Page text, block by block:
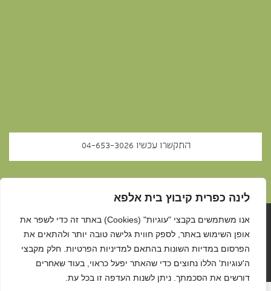
לינה כפרית קיבוץ בית אלפא
אנו משתמשים בקבצי "עוגיות" (Cookies) באתר זה כדי לשפר את
אופן השימוש באתר, לספק חווית גלישה טובה יותר ולהתאים את
הפרסום במדיות השונות בהתאם למדיניות הפרטיות. חלק מקבצי
ה'עוגיות' הללו נחוצים כדי שהאתר יפעל כראוי, בעוד שאחרים
דורשים את הסכמתך. ניתן לשנות העדפה זו בכל עת.
התקשרו עכשיו ‭‭04-653-3026‬‬
2020 © כל הזכויות שמורות. אירוח כפרי בית אלפא | הצהרת נגישות|
האתר הוקם על ידי חברת"זזים ברשת"